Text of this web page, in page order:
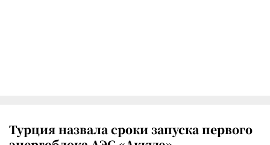
Турция назвала сроки запуска первого